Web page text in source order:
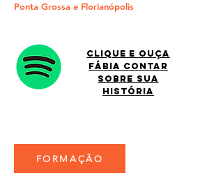
Ponta Grossa e Florianópolis
clique e ouça
Fábia contar
sobre sua
história
FORMAÇÃO